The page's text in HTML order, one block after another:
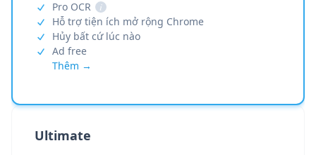
Pro OCR
i
Hỗ trợ tiện ích mở rộng Chrome
Hủy bất cứ lúc nào
Ad free
Thêm →
Ultimate